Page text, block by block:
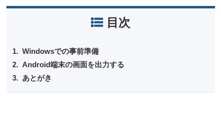
目次
Windowsでの事前準備
Android端末の画面を出力する
あとがき